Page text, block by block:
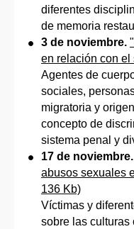
diferentes
de memoria
3 de noviembre.
en relación con el
Agentes de
sociales,
migratoria y
concepto de
sistema penal y
17 de noviembre.
abusos sexuales
136 Kb)
Víctimas y
sobre las